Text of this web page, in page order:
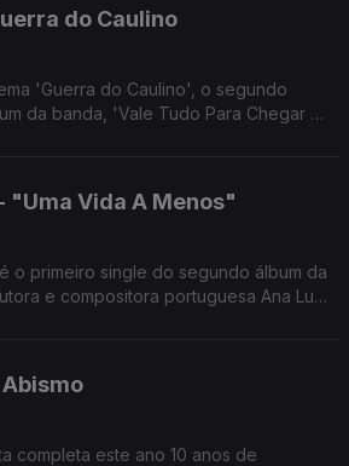
do Caulino
'Guerra do Caulino', o segundo
da banda, 'Vale Tudo Para Chegar a
"Uma Vida A Menos"
o primeiro single do segundo álbum da
e compositora portuguesa Ana Lua
completa este ano 10 anos de